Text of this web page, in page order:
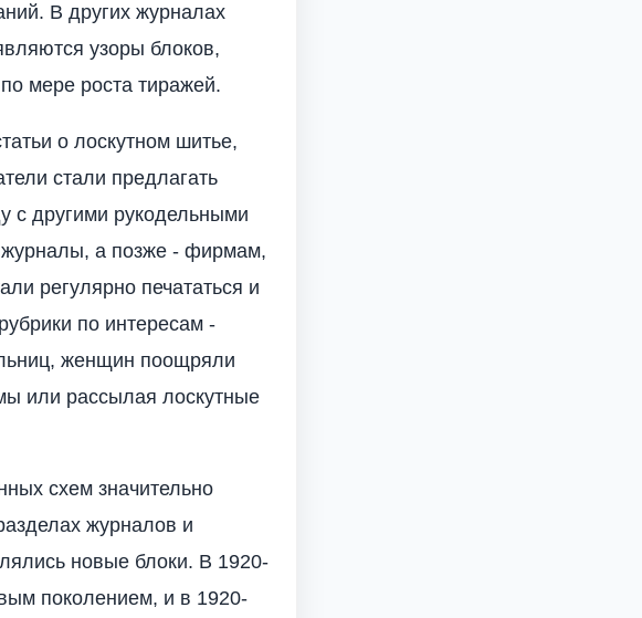
В других журналах
узоры блоков,
мере роста тиражей.
о лоскутном шитье,
стали предлагать
с другими рукодельными
а позже - фирмам,
регулярно печататься и
по интересам -
женщин поощряли
или рассылая лоскутные
схем значительно
журналов и
новые блоки. В 1920-
поколением, и в 1920-